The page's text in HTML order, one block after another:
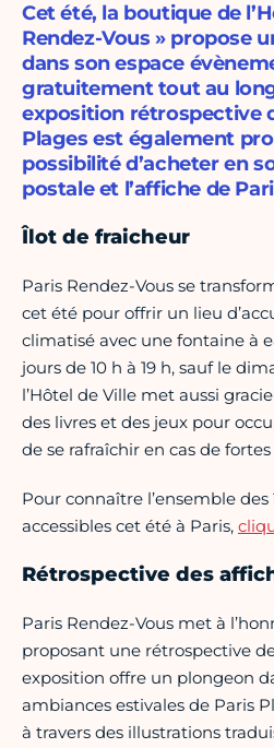
Cet été, la boutique de
Rendez-Vous » propose
dans son espace
gratuitement tout au long
exposition rétrospective
Plages est également
possibilité d’acheter en
postale et l’affiche de
Îlot de fraicheur
Paris Rendez-Vous se
cet été pour offrir un lieu
climatisé avec une fontaine à
jours de 10 h à 19 h, sauf le
l’Hôtel de Ville met aussi
des livres et des jeux pour
de se rafraîchir en cas de
Pour connaître l’ensemble
accessibles cet été à Paris,
Rétrospective des
Paris Rendez-Vous met à
proposant une rétrospective
exposition offre un plongeon
ambiances estivales de Paris
à travers des illustrations